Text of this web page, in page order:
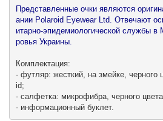
Представленные очки являются
ании Polaroid Eyewear Ltd. Отвечают
итарно-эпидемиологической службы в
ровья Украины.
Комплектация:
- футляр: жесткий, на змейке, черного
id;
- салфетка: микрофибра, черного
- информационный буклет.